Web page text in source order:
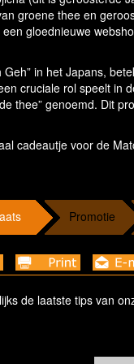
groene thee en
gloednieuwe
in het Japans,
cruciale rol speelt
thee” genoemd. Dit
cadeautje voor de
Promotie
de laatste tips van